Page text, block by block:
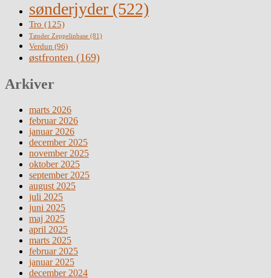
sønderjyder (522)
Tro (125)
Tønder Zeppelinbase (81)
Verdun (96)
østfronten (169)
Arkiver
marts 2026
februar 2026
januar 2026
december 2025
november 2025
oktober 2025
september 2025
august 2025
juli 2025
juni 2025
maj 2025
april 2025
marts 2025
februar 2025
januar 2025
december 2024